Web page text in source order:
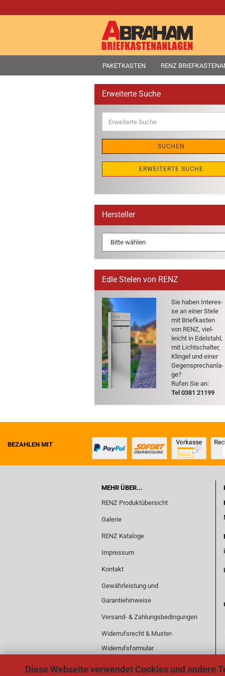
Diese Webseite verwendet Cookies und andere
PAKETKASTEN RENZ
Erweiterte Suche
Suche
SUCHEN
ERWEITERTE SUCHE
Hersteller
Edle Stelen von RENZ
Sie haben In­ter­es­
se an einer Stele
mit Brief­kas­ten
von RENZ, viel­
leicht in Edel­stahl,
mit Licht­schal­ter,
Klin­gel und einer
Ge­gen­sprech­an­la­
ge?
Rufen Sie an:
Tel 0381 21199
BEZAHLEN MIT
MEHR ÜBER...
RENZ Produktübersicht
Galerie
RENZ Kataloge
Impressum
Kontakt
Gewährleistung und
Garantiehinweise
Versand- & Zahlungsbedingungen
Widerrufsrecht & Muster-
Widerrufsformular